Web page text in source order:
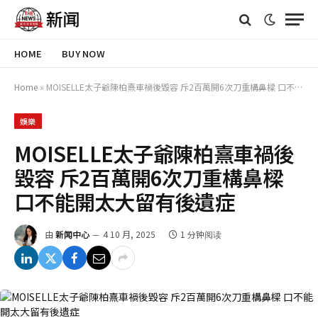
HOME BUY NOW
Home » MOISELLE太子爺陳柏熹車禍後毀容 斥2百萬開6次刀重構鼻樑 口不能開太大留有後遺症
娛樂
MOISELLE太子爺陳柏熹車禍後
毀容 斥2百萬開6次刀重構鼻樑
口不能開太大留有後遺症
由 新闻中心 4 10 月, 2025 1 分钟阅读